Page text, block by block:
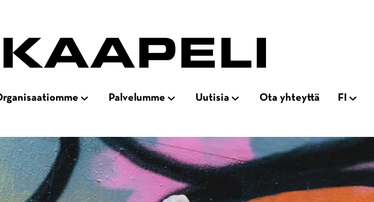
Open
Palvelumme Open
Uutisia Open
Ota yhteyttä FI Open